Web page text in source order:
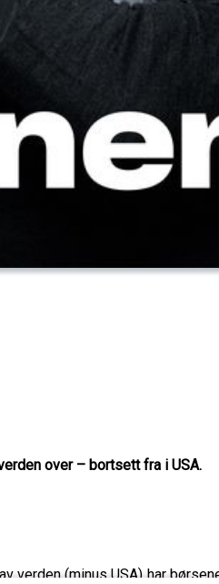
over – bortsett fra i USA.
verden (minus USA) har